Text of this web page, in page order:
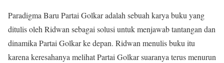
Paradigma Baru Partai Golkar adalah sebuah karya buku yang
ditulis oleh Ridwan sebagai solusi untuk menjawab tantangan dan
dinamika Partai Golkar ke depan. Ridwan menulis buku itu
karena keresahanya melihat Partai Golkar suaranya terus menurun